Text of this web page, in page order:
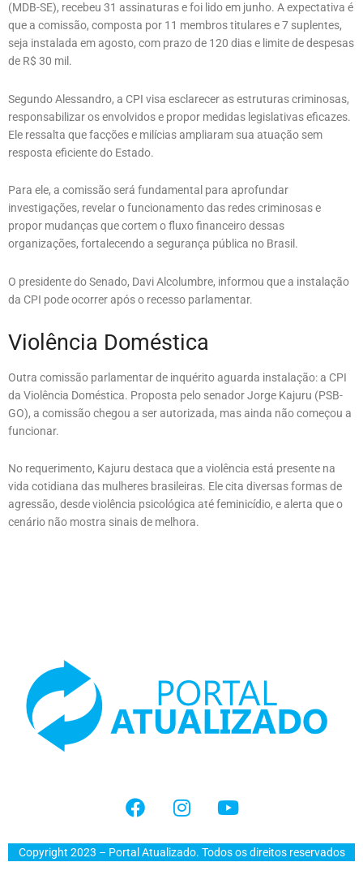
(MDB-SE), recebeu 31 assinaturas e foi lido em junho. A expectativa é
que a comissão, composta por 11 membros titulares e 7 suplentes,
seja instalada em agosto, com prazo de 120 dias e limite de despesas
de R$ 30 mil.
Segundo Alessandro, a CPI visa esclarecer as estruturas criminosas,
responsabilizar os envolvidos e propor medidas legislativas eficazes.
Ele ressalta que facções e milícias ampliaram sua atuação sem
resposta eficiente do Estado.
Para ele, a comissão será fundamental para aprofundar
investigações, revelar o funcionamento das redes criminosas e
propor mudanças que cortem o fluxo financeiro dessas
organizações, fortalecendo a segurança pública no Brasil.
O presidente do Senado, Davi Alcolumbre, informou que a instalação
da CPI pode ocorrer após o recesso parlamentar.
Violência Doméstica
Outra comissão parlamentar de inquérito aguarda instalação: a CPI
da Violência Doméstica. Proposta pelo senador Jorge Kajuru (PSB-
GO), a comissão chegou a ser autorizada, mas ainda não começou a
funcionar.
No requerimento, Kajuru destaca que a violência está presente na
vida cotidiana das mulheres brasileiras. Ele cita diversas formas de
agressão, desde violência psicológica até feminicídio, e alerta que o
cenário não mostra sinais de melhora.
Copyright 2023 – Portal Atualizado. Todos os direitos reservados